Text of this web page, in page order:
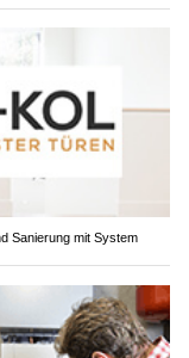
Sanierung mit System